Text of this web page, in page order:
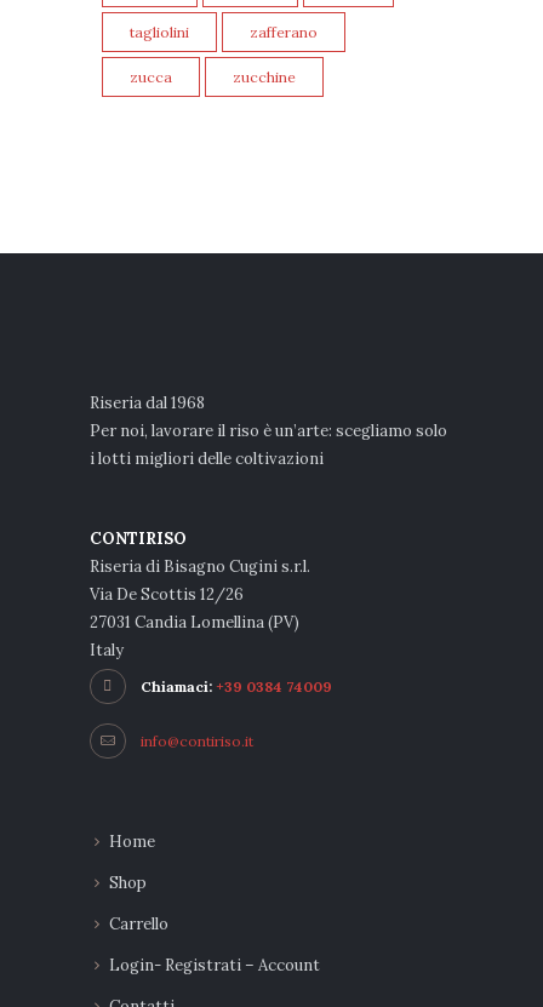
tagliolini zafferano
zucca zucchine
Riseria dal 1968
Per noi, lavorare il riso è un’arte: scegliamo solo
i lotti migliori delle coltivazioni
CONTIRISO
Riseria di Bisagno Cugini s.r.l.
Via De Scottis 12/26
27031 Candia Lomellina (PV)
Italy
Chiamaci:+39 0384 74009
info@contiriso.it
Home
Shop
Carrello
Login- Registrati – Account